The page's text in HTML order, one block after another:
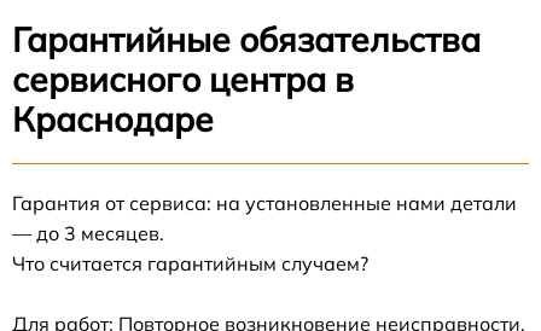
Гарантийные обязательства
сервисного центра в
Краснодаре
Гарантия от сервиса: на установленные нами детали
— до 3 месяцев.
Что считается гарантийным случаем?
Для работ: Повторное возникновение неисправности,